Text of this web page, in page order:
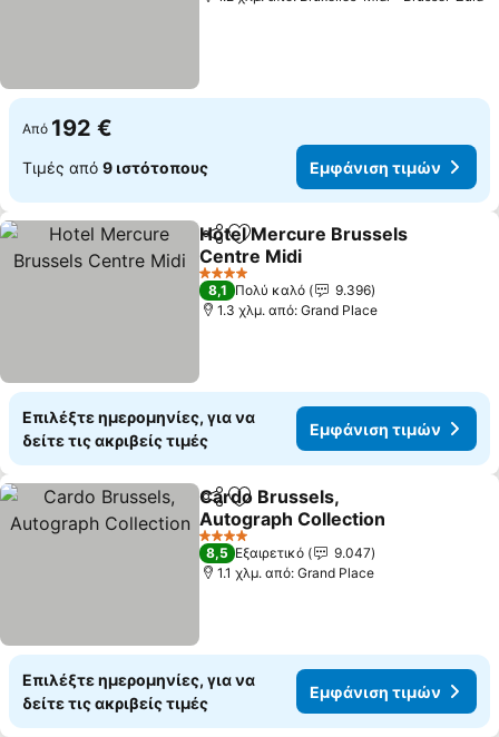
Από 192 €
Τιμές από 9 ιστότοπους Εμφάνιση τιμών
Κοινοποίηση
Προσθήκη στα αγαπημένα
Hotel Mercure Brussels
Centre Midi
4 Αστέρια
8,1 Πολύ καλό
9.396
1.3 χλμ. από: Grand Place
Επιλέξτε ημερομηνίες, για να
δείτε τις ακριβείς τιμές
Εμφάνιση τιμών
Κοινοποίηση
Προσθήκη στα αγαπημένα
Cardo Brussels,
Autograph Collection
4 Αστέρια
8,5 Εξαιρετικό
9.047
1.1 χλμ. από: Grand Place
Επιλέξτε ημερομηνίες, για να
δείτε τις ακριβείς τιμές
Εμφάνιση τιμών